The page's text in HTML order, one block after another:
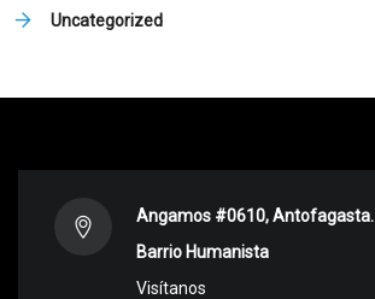
Uncategorized
Angamos #0610, Antofagasta.
Barrio Humanista
Visítanos